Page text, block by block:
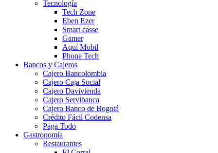
Tecnología
Tech Zone
Eben Ezer
Smart casse
Gamer
Aquí Mobil
Phone Tech
Bancos y Cajeros
Cajero Bancolombia
Cajero Caja Social
Cajero Davivienda
Cajero Servibanca
Cajero Banco de Bogotá
Crédito Fácil Codensa
Paga Todo
Gastronomía
Restaurantes